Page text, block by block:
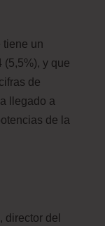
tiene un
(5,5%), y que
de
llegado a
de la
del